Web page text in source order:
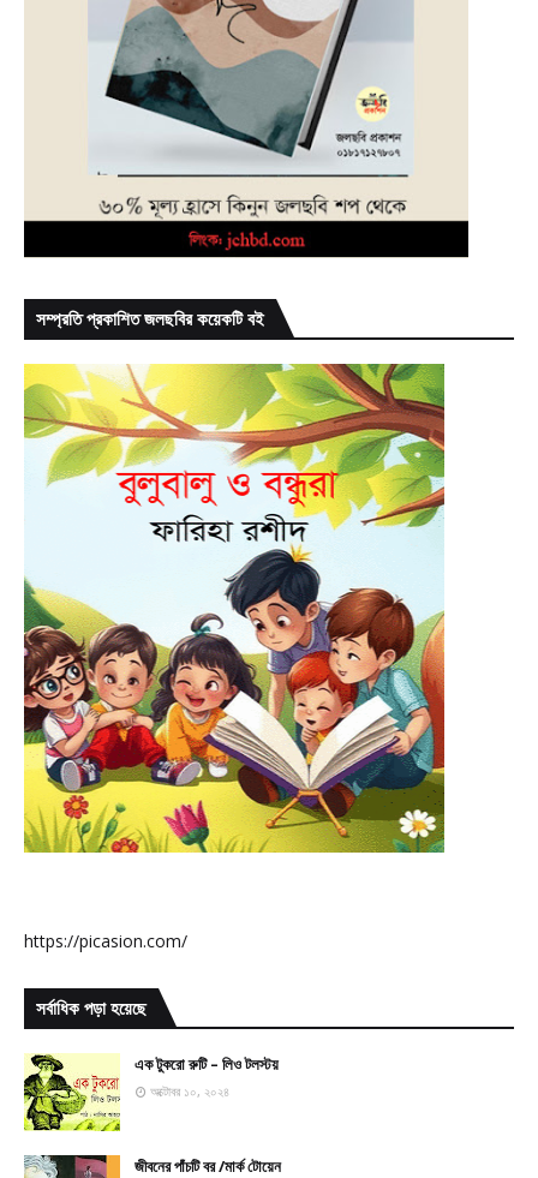
সম্প্রতি প্রকাশিত জলছবির কয়েকটি বই
https://picasion.com/
সর্বাধিক পড়া হয়েছে
এক টুকরো রুটি – লিও টলস্টয়
অক্টোবর ১০, ২০২৪
জীবনের পাঁচটি বর /মার্ক টোয়েন